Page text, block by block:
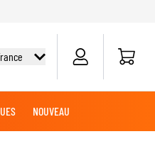
Panier
NOUVEAU